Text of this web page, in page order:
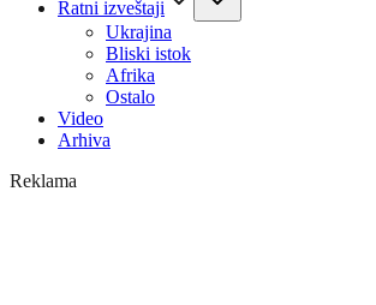
Ratni izveštaji
Ukrajina
Bliski istok
Afrika
Ostalo
Video
Arhiva
Reklama